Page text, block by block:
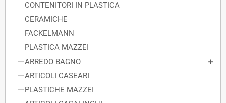
CONTENITORI IN PLASTICA
CERAMICHE
FACKELMANN
PLASTICA MAZZEI
ARREDO BAGNO
ARTICOLI CASEARI
PLASTICHE MAZZEI